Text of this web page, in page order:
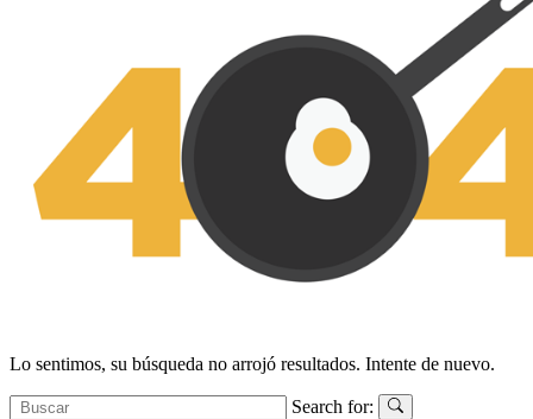
Lo sentimos, su búsqueda no arrojó resultados. Intente de nuevo.
Search for: